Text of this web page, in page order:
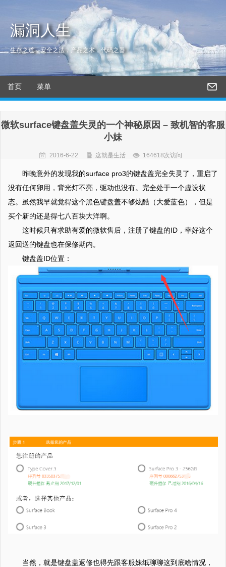
漏洞人生
生存之道，安全之法，产品之术，代码之器
首页 菜单
微软surface键盘盖失灵的一个神秘原因 – 致机智的客服
小妹
2016-6-22 这就是生活 164618次访问
昨晚意外的发现我的surface pro3的键盘盖完全失灵了，重启了
没有任何卵用，背光灯不亮，驱动也没有。完全处于一个虚设状
态。虽然我早就觉得这个黑色键盘盖不够炫酷（大爱蓝色），但是
买个新的还是得七八百块大洋啊。
这时候只有求助有爱的微软售后，注册了键盘的ID，幸好这个
返回送的键盘也在保修期内。
键盘盖ID位置：
当然，就是键盘盖返修也得先跟客服妹纸聊聊这到底啥情况，